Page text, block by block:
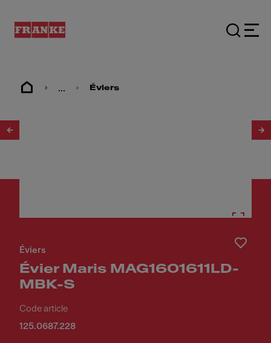
... Éviers
Éviers
Évier Maris MAG1601611LD-
MBK-S
Code article
125.0687.228